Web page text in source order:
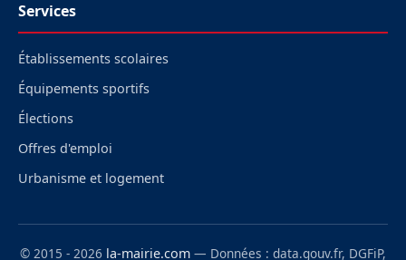
Services
Établissements scolaires
Équipements sportifs
Élections
Offres d'emploi
Urbanisme et logement
© 2015 - 2026 la-mairie.com — Données : data.gouv.fr, DGFiP,